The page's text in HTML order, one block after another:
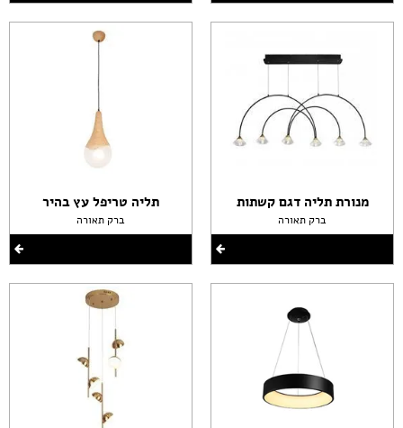
מנורת תליה דגם קשתות
ברק תאורה
תליה טריפל עץ בהיר
ברק תאורה